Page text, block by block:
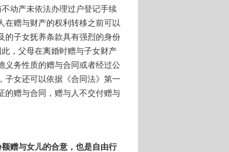
动产未依法办理过户登记手续
在赠与财产的权利转移之前可以
的子女抚养条款具有强烈的身份
，父母在离婚时赠与子女财产
义务性质的赠与合同或者经过公
子女还可以依据《合同法》第一
的赠与合同，赠与人不交付赠与
赠与女儿的合意，也是自由行